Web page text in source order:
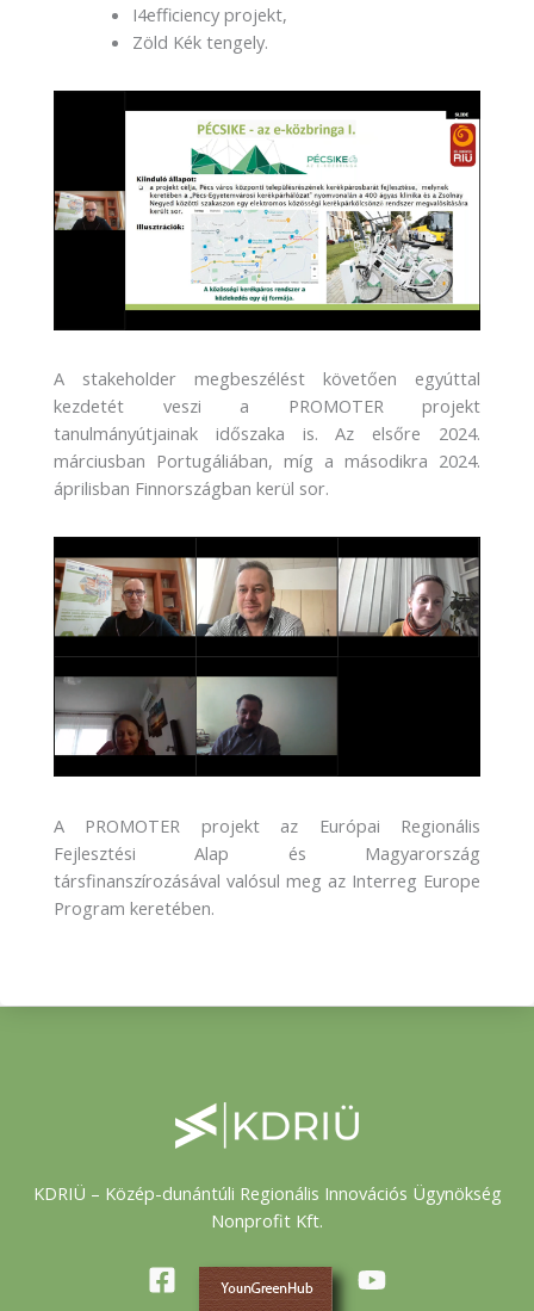
I4efficiency projekt,
Zöld Kék tengely.
A stakeholder megbeszélést követően egyúttal
kezdetét veszi a PROMOTER projekt
tanulmányútjainak időszaka is. Az elsőre 2024.
márciusban Portugáliában, míg a másodikra 2024.
áprilisban Finnországban kerül sor.
A PROMOTER projekt az Európai Regionális
Fejlesztési Alap és Magyarország
társfinanszírozásával valósul meg az Interreg Europe
Program keretében.
KDRIÜ – Közép-dunántúli Regionális Innovációs Ügynökség
Nonprofit Kft.